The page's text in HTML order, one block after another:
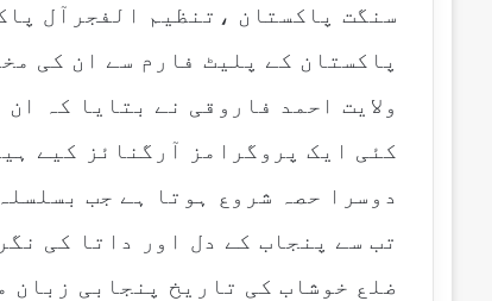
سنگت پاکستان ،تنظیم الفجرآل
پاکستان کے پلیٹ فارم سے ان کی
ولایت احمد فاروقی نے بتایا کہ
دوسرا حصہ شروع ہوتا ہے جب
تب سے پنجاب کے دل اور داتا کی
ضلع خوشاب کی تاریخ پنجابی زبان